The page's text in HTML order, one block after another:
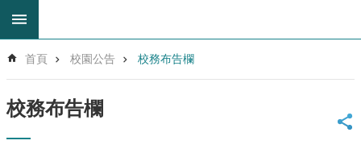
跳到主要內容區塊
階
搜
首
首頁 校園公告 校務布告欄
校務布告欄